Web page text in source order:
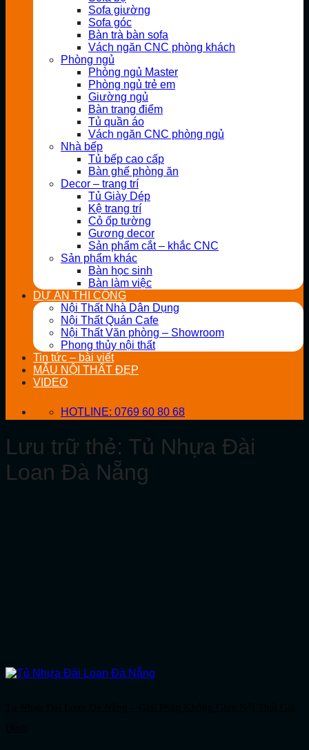
Sofa giường
Sofa góc
Bàn trà bàn sofa
Vách ngăn CNC phòng khách
Phòng ngủ
Phòng ngủ Master
Phòng ngủ trẻ em
Giường ngủ
Bàn trang điểm
Tủ quần áo
Vách ngăn CNC phòng ngủ
Nhà bếp
Tủ bếp cao cấp
Bàn ghế phòng ăn
Decor – trang trí
Tủ Giày Dép
Kệ trang trí
Cỏ ốp tường
Gương decor
Sản phẩm cắt – khắc CNC
Sản phẩm khác
Bàn học sinh
Bàn làm việc
DỰ ÁN THI CÔNG
Nội Thất Nhà Dân Dụng
Nội Thất Quán Cafe
Nội Thất Văn phòng – Showroom
Phong thủy nội thất
Tin tức – bài viết
MẪU NỘI THẤT ĐẸP
VIDEO
HOTLINE: 0769 60 80 68
Lưu trữ thẻ: Tủ Nhựa Đài
Loan Đà Nẵng